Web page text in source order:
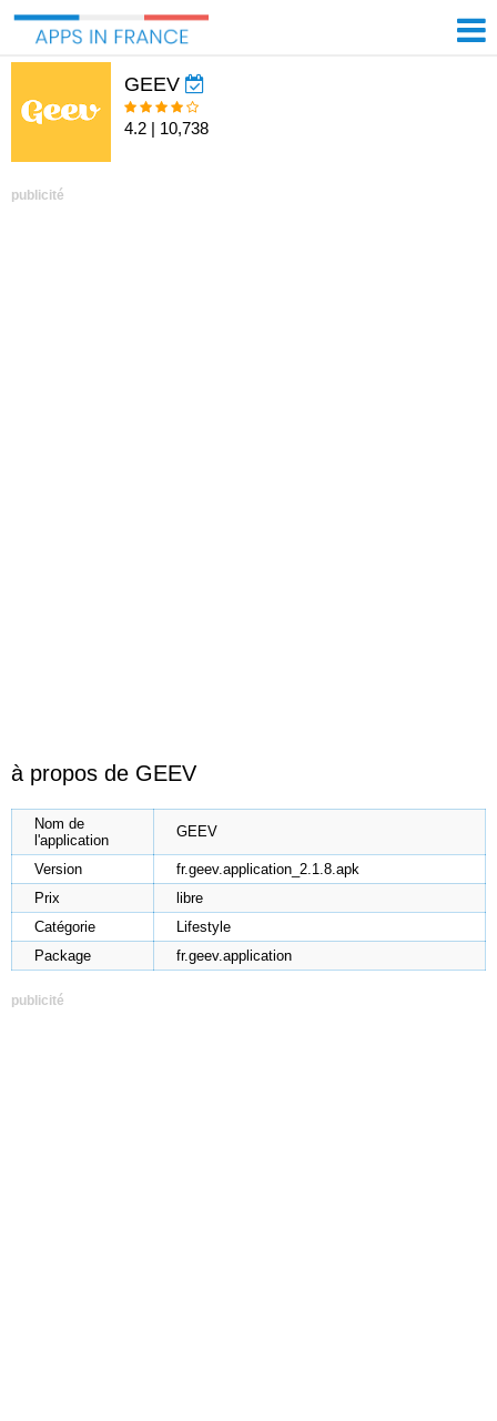
GEEV
4.2 | 10,738
publicité
à propos de GEEV
Nom de
l'application
GEEV
Version
fr.geev.application_2.1.8.apk
Prix
libre
Catégorie
Lifestyle
Package
fr.geev.application
publicité